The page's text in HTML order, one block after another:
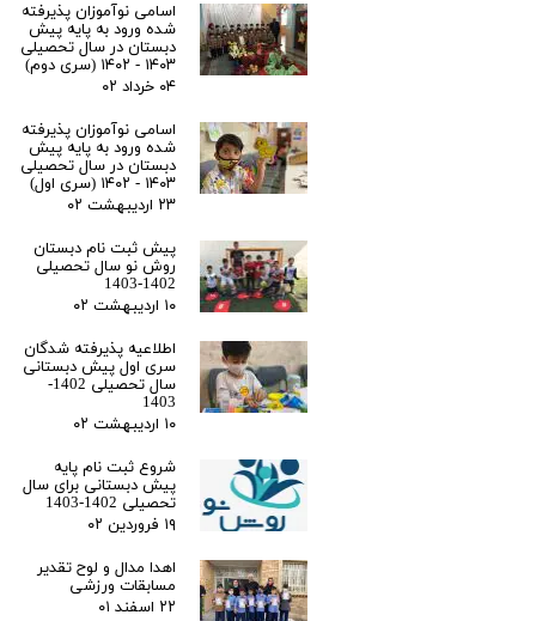
اسامی نوآموزان پذیرفته
شده ورود به پایه پیش
دبستان در سال تحصیلی
۱۴۰۳ - ۱۴۰۲ (سری دوم)
۰۴ خرداد ۰۲
اسامی نوآموزان پذیرفته
شده ورود به پایه پیش
دبستان در سال تحصیلی
۱۴۰۳ - ۱۴۰۲ (سری اول)
۲۳ اردیبهشت ۰۲
پیش ثبت نام دبستان
روش نو سال تحصیلی
1402-1403
۱۰ اردیبهشت ۰۲
اطلاعیه پذیرفته شدگان
سری اول پیش دبستانی
سال تحصیلی 1402-
1403
۱۰ اردیبهشت ۰۲
شروع ثبت نام پایه
پیش دبستانی برای سال
تحصیلی 1402-1403
۱۹ فروردین ۰۲
اهدا مدال و لوح تقدیر
مسابقات ورزشی
۲۲ اسفند ۰۱